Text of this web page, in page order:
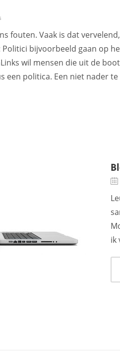
fouten. Vaak is dat
bijvoorbeeld gaan op
wil mensen die uit de
een politica. Een niet nader
ik